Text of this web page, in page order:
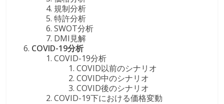
規制分析
特許分析
SWOT分析
DMI見解
COVID-19分析
COVID-19分析
COVID以前のシナリオ
COVID中のシナリオ
COVID後のシナリオ
COVID-19下における価格変動